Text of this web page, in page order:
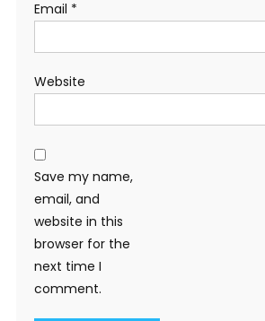
Email *
Website
Save my name,
email, and
website in this
browser for the
next time I
comment.